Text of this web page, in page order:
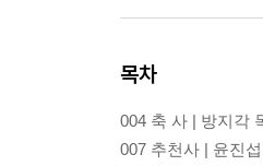
목차
004 축 사 | 방지각
007 추천사 | 윤진